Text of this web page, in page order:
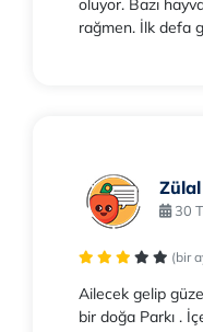
oluyor. Bazı
rağmen. İlk defa
30
(bir
Ailecek gelip
bir doğa Parkı .